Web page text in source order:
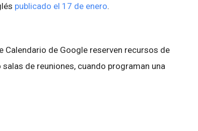
publicado el 17 de enero.
de Google reserven recursos de
de reuniones, cuando programan una